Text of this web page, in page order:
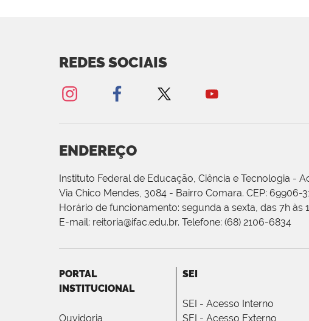
REDES SOCIAIS
ENDEREÇO
Instituto Federal de Educação, Ciência e Tecnologia -
Via Chico Mendes, 3084 - Bairro Comara. CEP: 69906-
Horário de funcionamento: segunda a sexta, das 7h às
E-mail: reitoria@ifac.edu.br. Telefone: (68) 2106-6834
PORTAL
INSTITUCIONAL
Ouvidoria
SEI
SEI - Acesso Interno
SEI - Acesso Externo